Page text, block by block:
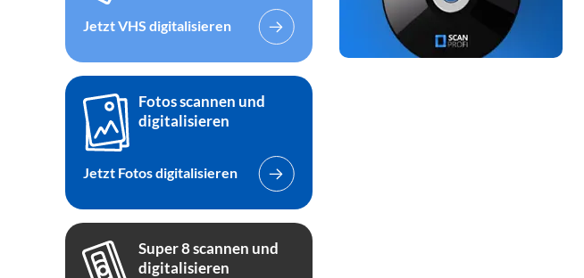
Jetzt VHS digitalisieren
Fotos scannen und
digitalisieren
Jetzt Fotos digitalisieren
Super 8 scannen und
digitalisieren